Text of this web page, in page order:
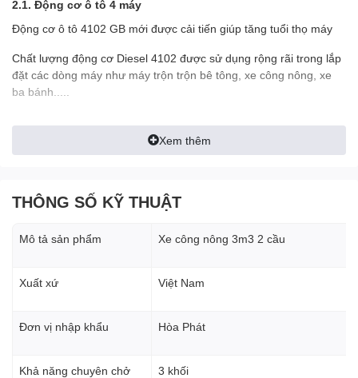
2.1. Động cơ ô tô 4 máy
Động cơ ô tô 4102 GB mới được cải tiến giúp tăng tuổi thọ máy
Chất lượng động cơ Diesel 4102 được sử dụng rộng rãi trong lắp
đặt các dòng máy như máy trộn trộn bê tông, xe công nông, xe
ba bánh.....
Khung dầm xe làm toàn bộ U10 đúc nên vô cùng chắc chắn
2.4. Cầu sau
Xem thêm
THÔNG SỐ KỸ THUẬT
Mô tả sản phẩm Xe công nông 3m3 2 cầu
Xuất xứ Việt Nam
Đơn vị nhập khẩu Hòa Phát
Khả năng chuyên chở 3 khối